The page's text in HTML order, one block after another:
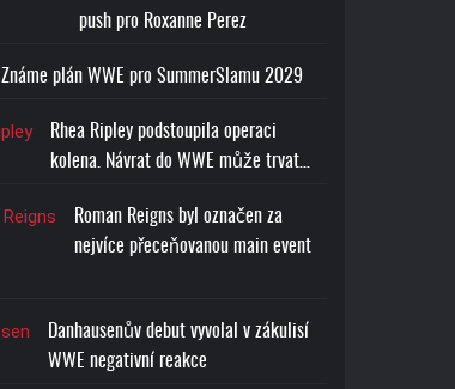
ROMAN REIGNS ONE AND
Cena: 1773-Kč
push pro Roxanne Perez
Známe plán WWE pro SummerSlamu 2029
Rhea Ripley podstoupila operaci
kolena. Návrat do WWE může trvat…
Roman Reigns byl označen za
nejvíce přeceňovanou main event
Danhausenův debut vyvolal v zákulisí
WWE negativní reakce